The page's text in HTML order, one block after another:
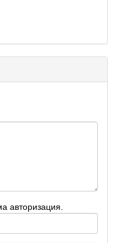
авторизация.